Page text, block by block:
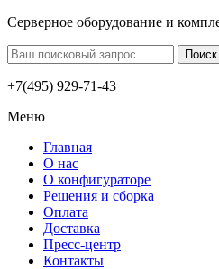
Серверное оборудование и
+7(495) 929-71-43
Меню
Главная
О нас
О конфигураторе
Решения и сборка
Оплата
Доставка
Пресс-центр
Контакты